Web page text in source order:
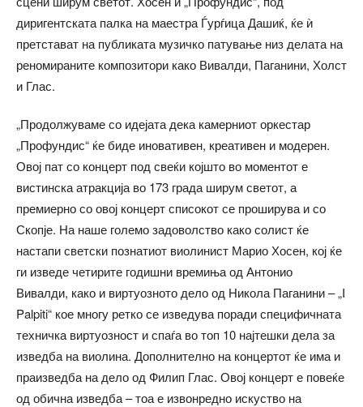
диригентската палка на маестра Ѓурѓица Дашиќ, ќе ѝ
претстават на публиката музичко патување низ делата на
реномираните композитори како Вивалди, Паганини, Холст
и Глас.
„Продолжуваме со идејата дека камерниот оркестар
„Профундис“ ќе биде иновативен, креативен и модерен.
Овој пат со концерт под свеќи којшто во моментот е
вистинска атракција во 173 града ширум светот, а
премиерно со овој концерт списокот се проширува и со
Скопје. На наше големо задоволство како солист ќе
настапи светски познатиот виолинист Марио Хосен, кој ќе
ги изведе четирите годишни времиња од Антонио
Вивалди, како и виртуозното дело од Никола Паганини – „I
Palpiti“ кое многу ретко се изведува поради специфичната
техничка виртуозност и спаѓа во топ 10 најтешки дела за
изведба на виолина. Дополнително на концертот ќе има и
праизведба на дело од Филип Глас. Овој концерт е повеќе
од обична изведба – тоа е извонредно искуство на